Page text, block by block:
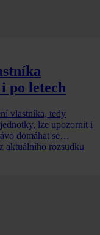
po letech
vlastníka, tedy
lze upozornit i
domáhat se
aktuálního rozsudku